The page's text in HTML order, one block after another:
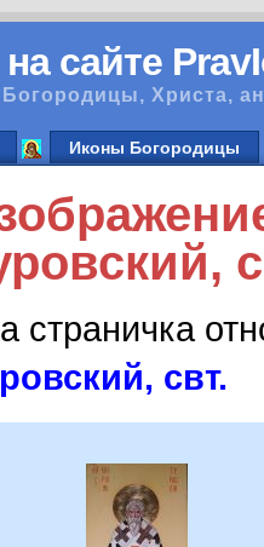
сайте
Христа,
Иконы Богородицы
страничка
свт.